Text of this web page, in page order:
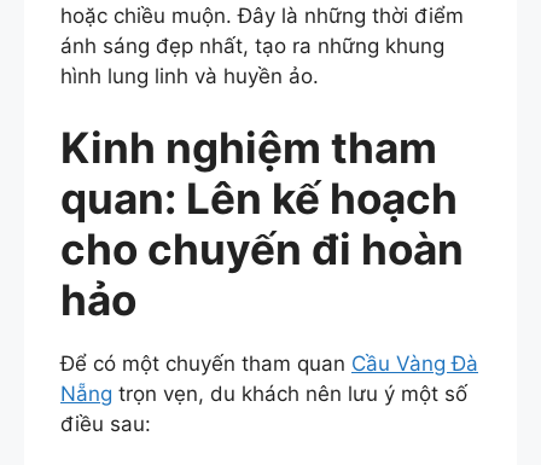
hoặc chiều muộn. Đây là những thời điểm
ánh sáng đẹp nhất, tạo ra những khung
hình lung linh và huyền ảo.
Kinh nghiệm tham
quan: Lên kế hoạch
cho chuyến đi hoàn
hảo
Để có một chuyến tham quan Cầu Vàng Đà
Nẵng trọn vẹn, du khách nên lưu ý một số
điều sau: